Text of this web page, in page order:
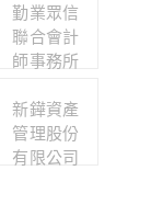
勤業眾信
聯合會計
師事務所
新鏵資產
管理股份
有限公司